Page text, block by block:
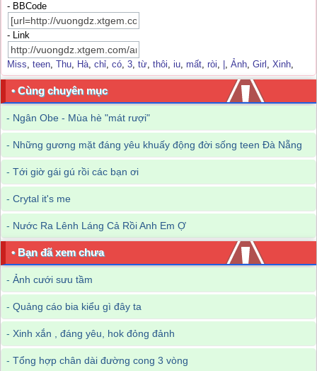
- BBCode
- Link
Miss, teen, Thu, Hà, chỉ, có, 3, từ, thôi, iu, mất, ròi, , Ảnh, Girl , Xinh,
• Cùng chuyên mục
- Ngân Obe - Mùa hè "mát rượi"
- Những gương mặt đáng yêu khuấy động đời sống teen Đà Nẵng
- Tới giờ gái gú rồi các bạn ơi
- Crytal it's me
- Nước Ra Lênh Láng Cả Rồi Anh Em Ợ
• Bạn đã xem chưa
- Ảnh cưới sưu tầm
- Quảng cáo bia kiểu gì đây ta
- Xinh xắn , đáng yêu, hok đỏng đảnh
- Tổng hợp chân dài đường cong 3 vòng